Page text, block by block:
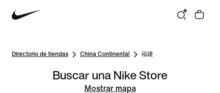
Directorio de tiendas China Continental 福建
Buscar una Nike Store
Mostrar mapa